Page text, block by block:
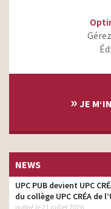
Le Skyr Yoplait – Le Skyr
» JE
NEWS
UPC PUB devient UPC
du collège UPC CRÉA de
publié le 21 juillet 2026